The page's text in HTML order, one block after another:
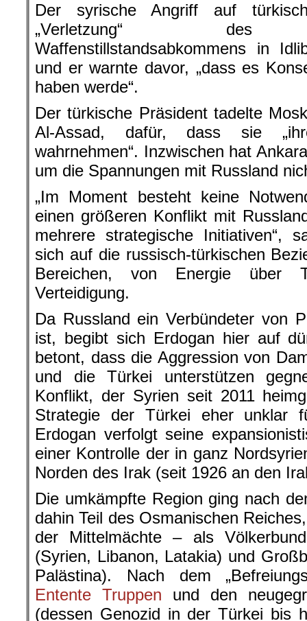
Der syrische Angriff auf
„Verletzung“ des
Waffenstillstandsabkommens in
und er warnte davor, „dass es
haben werde“.
Der türkische Präsident tadelte
Al-Assad, dafür, dass sie
wahrnehmen“. Inzwischen hat
um die Spannungen mit Russland
„Im Moment besteht keine
einen größeren Konflikt mit
mehrere strategische Initiativen“,
sich auf die russisch-türkischen
Bereichen, von Energie über
Verteidigung.
Da Russland ein Verbündeter von
ist, begibt sich Erdogan hier auf
betont, dass die Aggression von
und die Türkei unterstützen
Konflikt, der Syrien seit 2011
Strategie der Türkei eher unklar
Erdogan verfolgt seine
einer Kontrolle der in ganz
Norden des Irak (seit 1926 an den
Die umkämpfte Region ging nach
dahin Teil des Osmanischen
der Mittelmächte – als
(Syrien, Libanon, Latakia) und
Palästina). Nach dem
Entente Truppen und den
(dessen Genozid in der Türkei bis